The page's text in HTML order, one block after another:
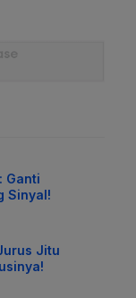
Ganti
Sinyal!
Jitu